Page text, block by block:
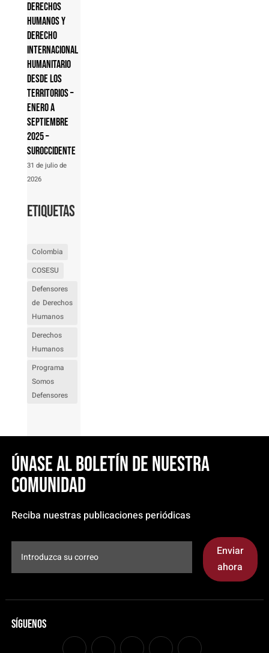
derechos
humanos y
derecho
internacional
humanitario
desde los
territorios –
Enero a
septiembre
2025 –
Suroccidente
31 de julio de
2026
Etiquetas
Colombia
COSESU
Defensores
de Derechos
Humanos
Derechos
Humanos
Programa
Somos
Defensores
Únase al boletín de nuestra
comunidad
Reciba nuestras publicaciones periódicas
Enviar
ahora
Síguenos